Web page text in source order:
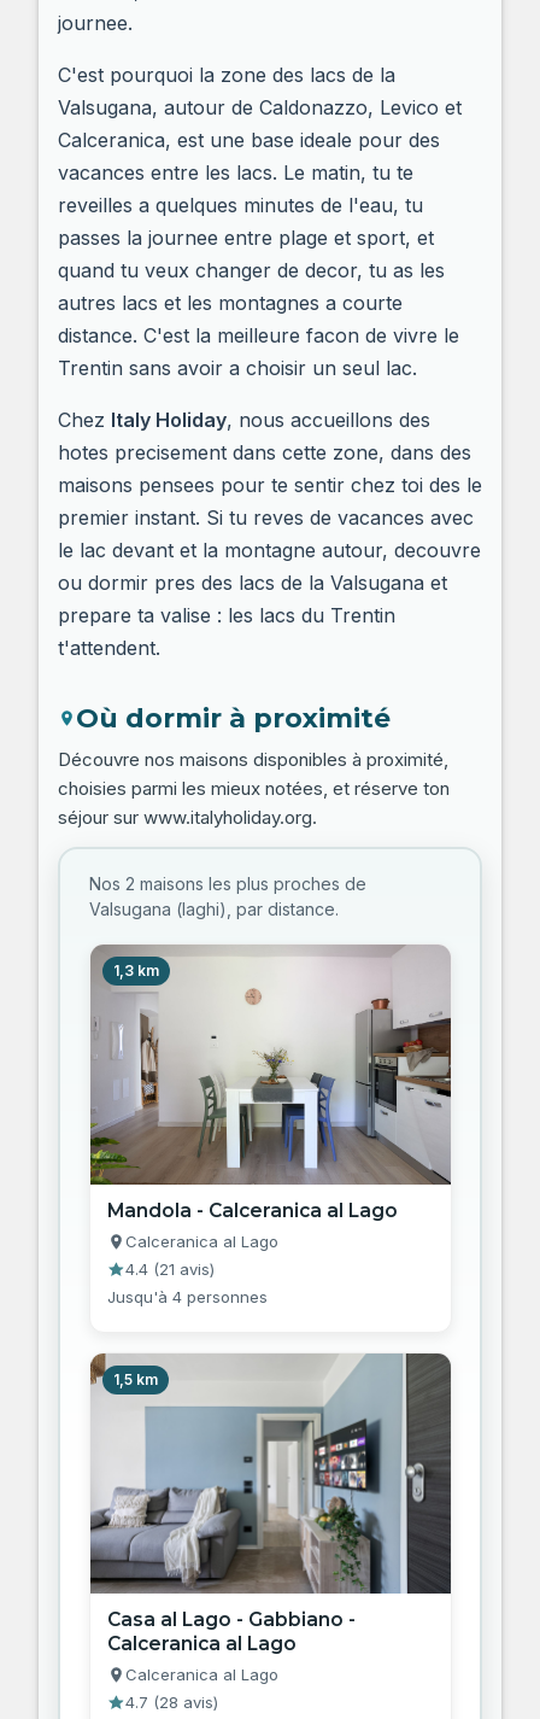
journee.
C'est pourquoi la zone des lacs de la
Valsugana, autour de Caldonazzo, Levico et
Calceranica, est une base ideale pour des
vacances entre les lacs. Le matin, tu te
reveilles a quelques minutes de l'eau, tu
passes la journee entre plage et sport, et
quand tu veux changer de decor, tu as les
autres lacs et les montagnes a courte
distance. C'est la meilleure facon de vivre le
Trentin sans avoir a choisir un seul lac.
Chez Italy Holiday, nous accueillons des
hotes precisement dans cette zone, dans des
maisons pensees pour te sentir chez toi des le
premier instant. Si tu reves de vacances avec
le lac devant et la montagne autour, decouvre
ou dormir pres des lacs de la Valsugana et
prepare ta valise : les lacs du Trentin
t'attendent.
Où dormir à proximité
Découvre nos maisons disponibles à proximité,
choisies parmi les mieux notées, et réserve ton
séjour sur www.italyholiday.org.
Nos 2 maisons les plus proches de
Valsugana (laghi), par distance.
1,3 km
Mandola - Calceranica al Lago
Calceranica al Lago
4.4 (21 avis)
Jusqu'à 4 personnes
1,5 km
Casa al Lago - Gabbiano -
Calceranica al Lago
Calceranica al Lago
4.7 (28 avis)